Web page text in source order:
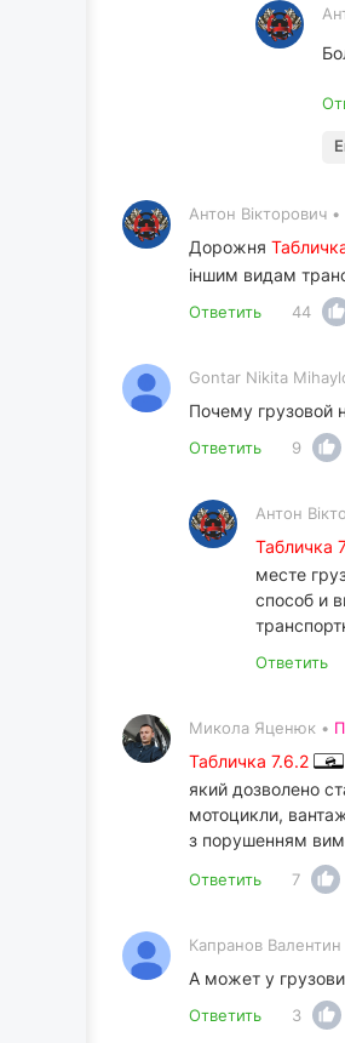
Антон Вікторович •
Дорожня
іншим видам
Ответить 44
Gontar Nikita
Почему грузовой
Ответить 9
Антон
Табличка
месте
способ и
Ответить
Микола Яценюк •
Табличка 7.6.2
який дозволено
мотоцикли,
з порушенням
Ответить 7
Капранов
А может у
Ответить 3